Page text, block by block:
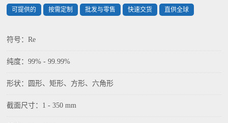
可提供的 按需定制 批发与零售 快速交货 直供全球
符号：Re
纯度：99% - 99.99%
形状：圆形、矩形、方形、六角形
截面尺寸：1 - 350 mm